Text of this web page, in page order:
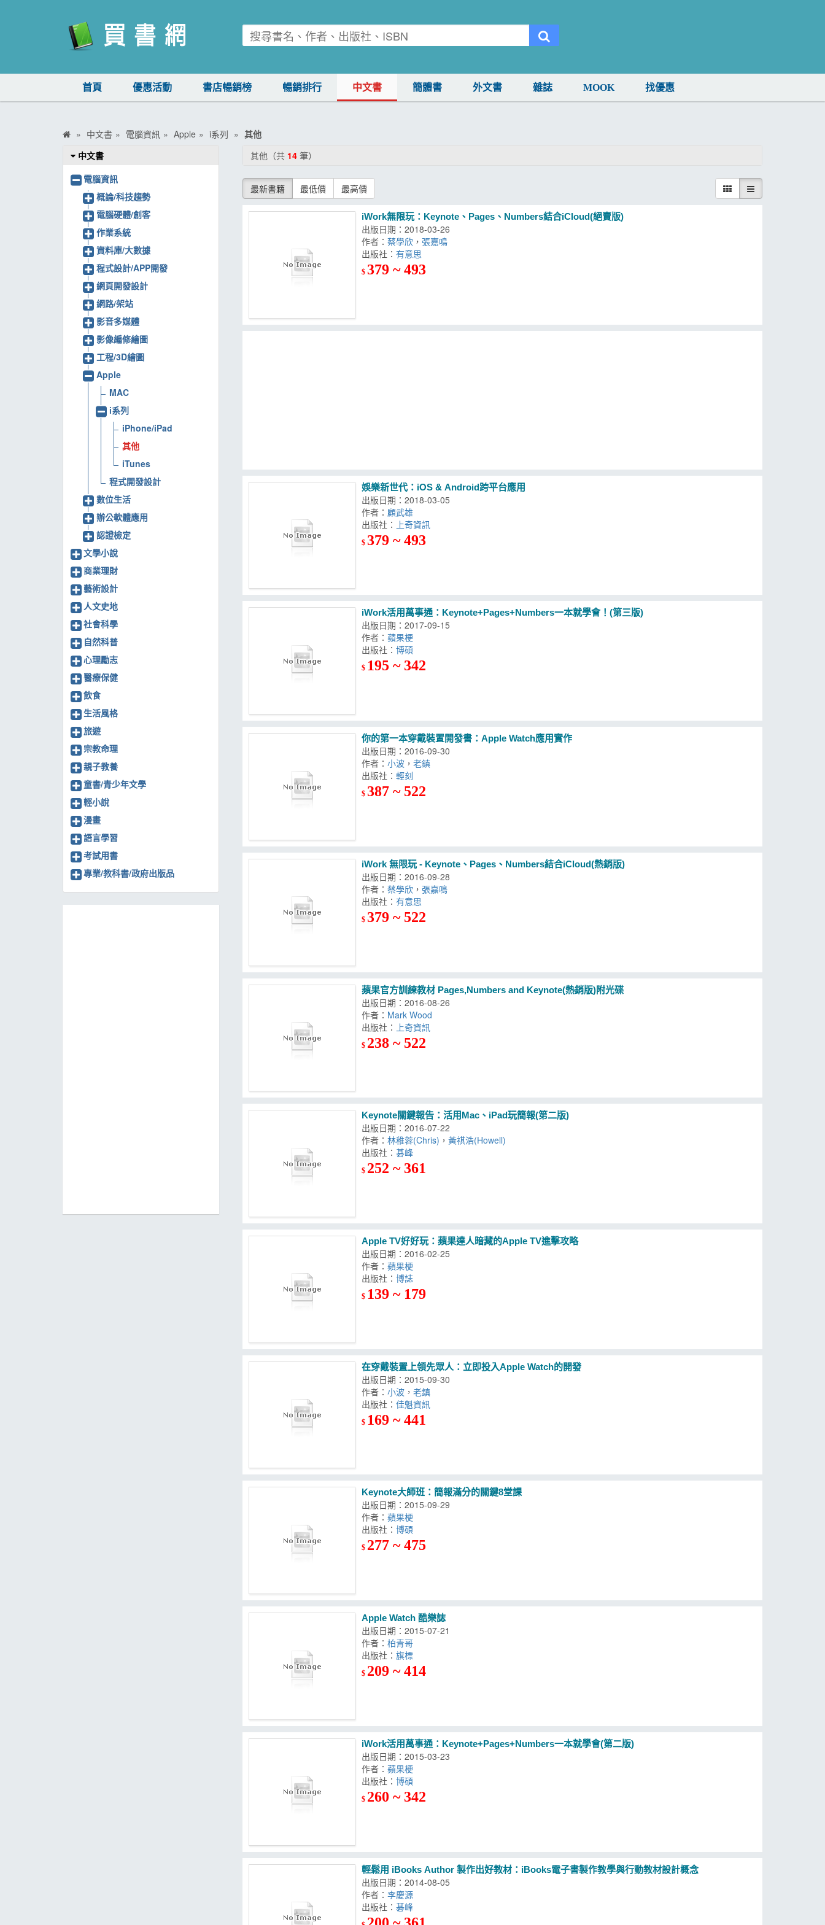
首頁 優惠活動 書店暢銷榜 暢銷排行 中文書 簡體書 外文書 雜誌 MOOK 找優惠
中文書 電腦資訊 Apple i系列
其他
其他（共 14筆）
最新書籍 最低價 最高價
iWork無限玩：Keynote、Pages、Numbers結合iCloud(絕賣版)
出版日期：2018-03-26
作者：蔡學欣 ，張嘉鳴
出版社：
$ 379 ~ 493
娛樂新世代：iOS & Android跨平台應用
出版日期：2018-03-05
作者： 顧武雄
出版社： 上奇資訊
$ 379 ~ 493
iWork活用萬事通：Keynote+Pages+Numbers一本就學會！(第三版)
出版日期：2017-09-15
作者：蘋果梗
出版社：
$ 195 ~ 342
你的第一本穿戴裝置開發書：Apple Watch應用實作
出版日期：2016-09-30
作者：小波 ，老鎮
出版社：
$ 387 ~ 522
iWork 無限玩 - Keynote、Pages、Numbers結合iCloud(熱銷版)
出版日期：2016-09-28
作者：蔡學欣 ，張嘉鳴
出版社：
$ 379 ~ 522
蘋果官方訓練教材 Pages,Numbers and Keynote(熱銷版)附光碟
出版日期：2016-08-26
作者： Mark Wood
出版社：
$ 238 ~ 522
Keynote關鍵報告：活用Mac、iPad玩簡報(第二版)
出版日期：2016-07-22
作者：林稚蓉(Chris) ，黃祺浩(Howell)
出版社：
$ 252 ~ 361
Apple TV好好玩：蘋果達人暗藏的Apple TV進擊攻略
出版日期：2016-02-25
作者：蘋果梗
出版社：
$ 139 ~ 179
在穿戴裝置上領先眾人：立即投入Apple Watch的開發
出版日期：2015-09-30
作者：小波 ，老鎮
出版社：
$ 169 ~ 441
Keynote大師班：簡報滿分的關鍵8堂課
出版日期：2015-09-29
作者：蘋果梗
出版社：
$ 277 ~ 475
Apple Watch 酷樂誌
出版日期：2015-07-21
作者：柏青哥
出版社：旗標
$ 209 ~ 414
iWork活用萬事通：Keynote+Pages+Numbers一本就學會(第二版)
出版日期：2015-03-23
作者：蘋果梗
出版社：
$ 260 ~ 342
輕鬆用 iBooks Author 製作出好教材：iBooks電子書製作教學與行動教材設計概念
出版日期：2014-08-05
作者：李慶源
出版社：
中文書
電腦資訊
概論/科技趨勢
電腦硬體/創客
作業系統
資料庫/大數據
程式設計/APP開發
網頁開發設計
網路/架站
影音多媒體
影像編修繪圖
工程/3D繪圖
Apple
MAC
i系列
iPhone/iPad
其他
iTunes
程式開發設計
數位生活
辦公軟體應用
認證檢定
文學小說
商業理財
藝術設計
人文史地
社會科學
自然科普
心理勵志
醫療保健
飲食
生活風格
旅遊
宗教命理
親子教養
童書/青少年文學
輕小說
漫畫
語言學習
考試用書
專業/教科書/政府出版品